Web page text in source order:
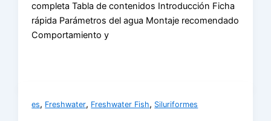
completa Tabla de contenidos Introducción Ficha
rápida Parámetros del agua Montaje recomendado
Comportamiento y
es, Freshwater, Freshwater Fish, Siluriformes